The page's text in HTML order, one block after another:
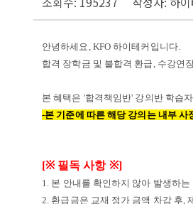
안녕하세요, KFO 하이테커입니다.
합격 장학금 및 불합격 환급, 수강연
본 혜택은 '합격책임반' 강의반 학습
-본 기준에 따른 해당 강의는 내부
[※ 필독 사항 ※]
1. 본 안내를 확인하지 않아 발생하
2. 환급금은 교재 정가 금액 차감 후,